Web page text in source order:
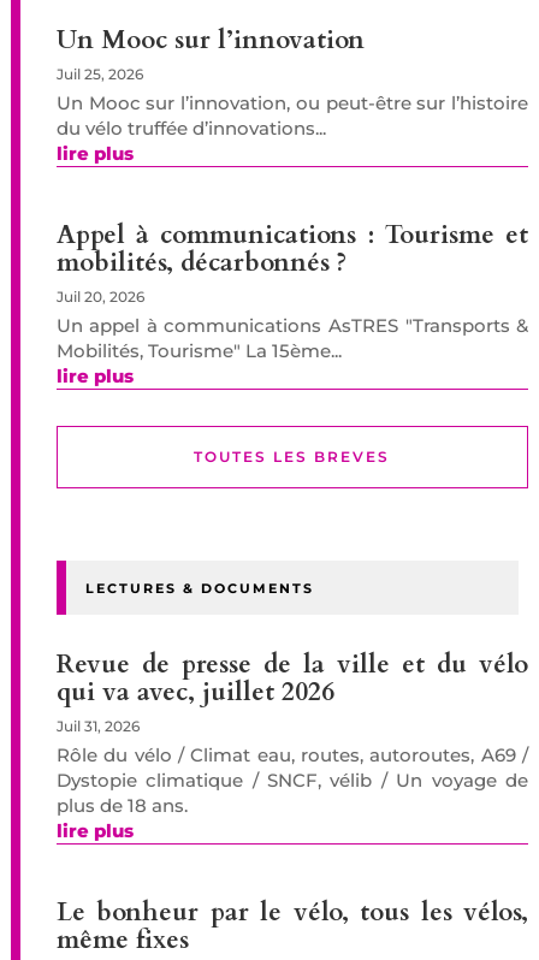
Un Mooc sur l’innovation
Juil 25, 2026
Un Mooc sur l’innovation, ou peut-être sur l’histoire
du vélo truffée d’innovations...
lire plus
Appel à communications : Tourisme et
mobilités, décarbonnés ?
Juil 20, 2026
Un appel à communications AsTRES "Transports &
Mobilités, Tourisme" La 15ème...
lire plus
TOUTES LES BREVES
LECTURES & DOCUMENTS
Revue de presse de la ville et du vélo
qui va avec, juillet 2026
Juil 31, 2026
Rôle du vélo / Climat eau, routes, autoroutes, A69 /
Dystopie climatique / SNCF, vélib / Un voyage de
plus de 18 ans.
lire plus
Le bonheur par le vélo, tous les vélos,
même fixes